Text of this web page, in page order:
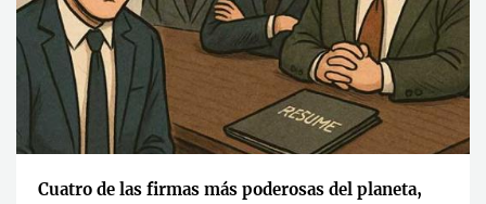
Cuatro de las firmas más poderosas del planeta,